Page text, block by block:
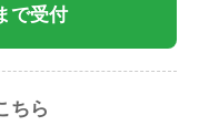
で受付
ちら